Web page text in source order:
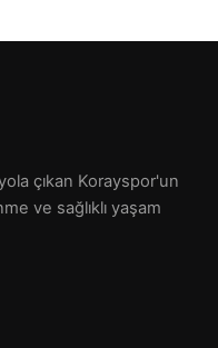
çıkan Korayspor'un
ve sağlıklı yaşam